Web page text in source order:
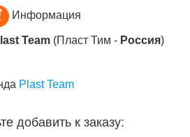
Информация
Team (Пласт Тим - Россия)
Plast Team
добавить к заказу: